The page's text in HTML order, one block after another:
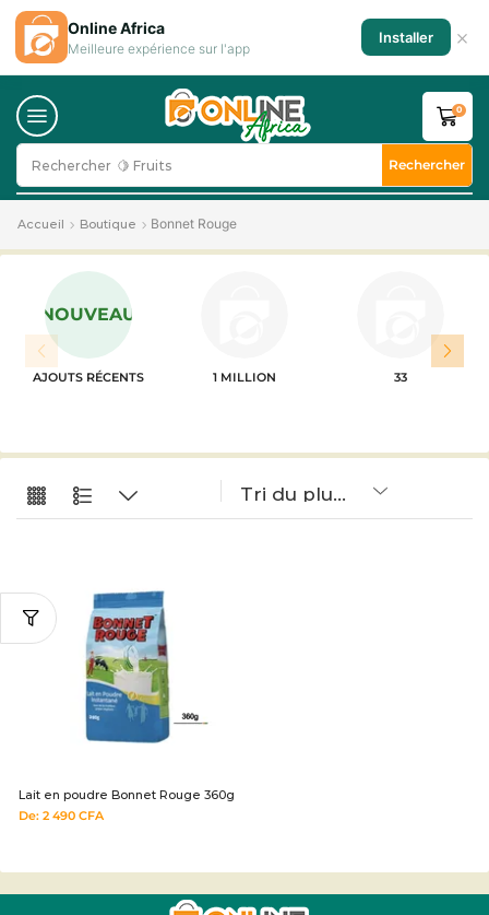
Rechercher 🍋 Fruits Rechercher
0
Accueil Boutique Bonnet Rouge
NOUVEAU
AJOUTS RÉCENTS 1 MILLION 33
Lait en poudre Bonnet Rouge 360g
De: 2 490 CFA
Online Africa
Meilleure expérience sur l'app
Installer ×